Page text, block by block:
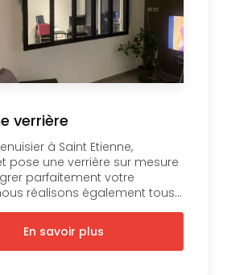
verrière
à Saint Etienne,
pose une verrière sur mesure
parfaitement votre
réalisons également tous...
En savoir plus